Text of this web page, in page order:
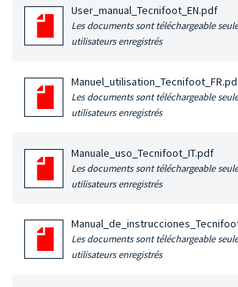
User_manual_Tecnifoot_EN.pdf
Les documents sont téléchargeable
utilisateurs enregistrés
Les documents sont téléchargeable
utilisateurs enregistrés
Manuale_uso_Tecnifoot_IT.pdf
Les documents sont téléchargeable
utilisateurs enregistrés
Les documents sont téléchargeable
utilisateurs enregistrés